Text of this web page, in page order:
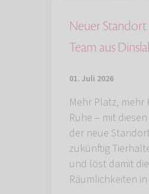
Neuer
Team aus
01. Juli 2026
Mehr Platz,
Ruhe – mit
der neue
zukünftig
und löst damit
Räumlichkeiten